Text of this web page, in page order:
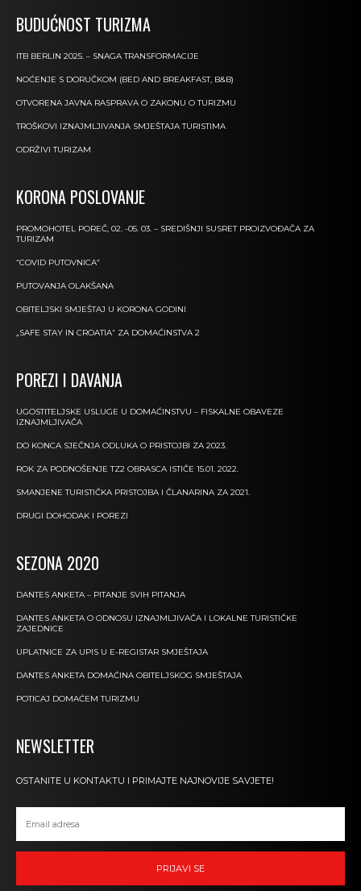
BUDUĆNOST TURIZMA
ITB BERLIN 2025. – SNAGA TRANSFORMACIJE
NOĆENJE S DORUČKOM (BED AND BREAKFAST, B&B)
OTVORENA JAVNA RASPRAVA O ZAKONU O TURIZMU
TROŠKOVI IZNAJMLJIVANJA SMJEŠTAJA TURISTIMA
ODRŽIVI TURIZAM
KORONA POSLOVANJE
PROMOHOTEL POREČ, 02. -05. 03. – SREDIŠNJI SUSRET PROIZVOĐAČA ZA
TURIZAM
“COVID PUTOVNICA”
PUTOVANJA OLAKŠANA
OBITELJSKI SMJEŠTAJ U KORONA GODINI
„SAFE STAY IN CROATIA“ ZA DOMAĆINSTVA 2
POREZI I DAVANJA
UGOSTITELJSKE USLUGE U DOMAĆINSTVU – FISKALNE OBAVEZE
IZNAJMLJIVAČA
DO KONCA SJEČNJA ODLUKA O PRISTOJBI ZA 2023.
ROK ZA PODNOŠENJE TZ2 OBRASCA ISTIČE 15.01. 2022.
SMANJENE TURISTIČKA PRISTOJBA I ČLANARINA ZA 2021.
DRUGI DOHODAK I POREZI
SEZONA 2020
DANTES ANKETA – PITANJE SVIH PITANJA
DANTES ANKETA O ODNOSU IZNAJMLJIVAČA I LOKALNE TURISTIČKE
ZAJEDNICE
UPLATNICE ZA UPIS U E-REGISTAR SMJEŠTAJA
DANTES ANKETA DOMAĆINA OBITELJSKOG SMJEŠTAJA
POTICAJ DOMAĆEM TURIZMU
NEWSLETTER
OSTANITE U KONTAKTU I PRIMAJTE NAJNOVIJE SAVJETE!
PRIJAVI SE